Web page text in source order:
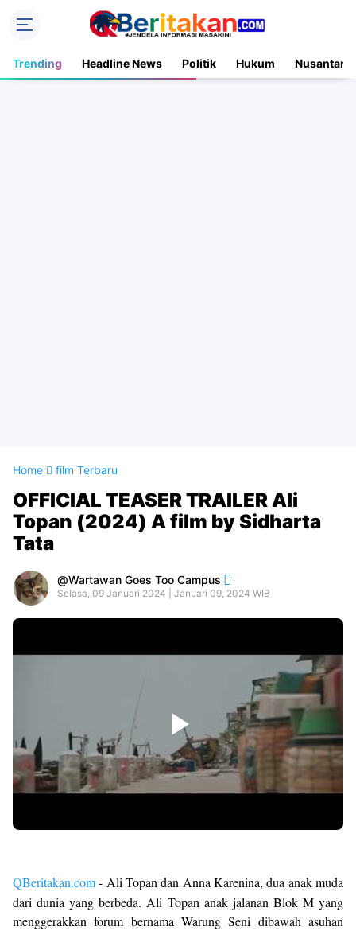
Trending Headline News Politik Hukum Nusantara
Home film Terbaru
OFFICIAL TEASER TRAILER Ali
Topan (2024) A film by Sidharta
Tata
Wartawan Goes Too Campus
Selasa, 09 Januari 2024 | Januari 09, 2024 WIB
QBeritakan.com- Ali Topan dan Anna Karenina, dua anak muda
dari dunia yang berbeda. Ali Topan anak jalanan Blok M yang
menggerakkan forum bernama Warung Seni dibawah asuhan